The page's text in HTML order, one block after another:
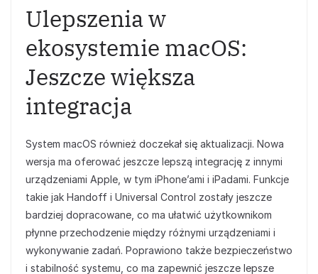
Ulepszenia w
ekosystemie macOS:
Jeszcze większa
integracja
System macOS również doczekał się aktualizacji. Nowa
wersja ma oferować jeszcze lepszą integrację z innymi
urządzeniami Apple, w tym iPhone’ami i iPadami. Funkcje
takie jak Handoff i Universal Control zostały jeszcze
bardziej dopracowane, co ma ułatwić użytkownikom
płynne przechodzenie między różnymi urządzeniami i
wykonywanie zadań. Poprawiono także bezpieczeństwo
i stabilność systemu, co ma zapewnić jeszcze lepsze